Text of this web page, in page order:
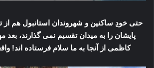
حتی خودِ ساکنین و شهروندان استانبول هم از
پایشان را به میدان تقسیم نمی گذارند، بعد
کاظمی از آنجا به ما سلام فرستاده اند!